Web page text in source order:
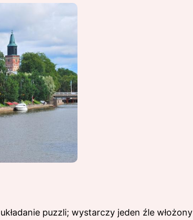
puzzli; wystarczy jeden źle włożony